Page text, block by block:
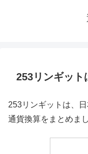
253リンギット
253リンギットは、
通貨換算をまとめまし